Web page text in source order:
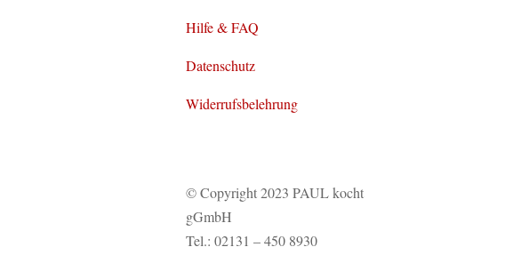
Hilfe & FAQ
Datenschutz
Widerrufsbelehrung
© Copyright 2023 PAUL kocht
gGmbH
Tel.: 02131 – 450 8930